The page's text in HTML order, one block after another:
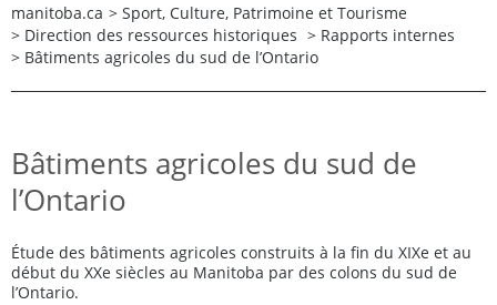
manitoba.ca > Sport, Culture, Patrimoine et Tourisme
> Direction des ressources historiques > Rapports internes
> Bâtiments agricoles du sud de l’Ontario
Bâtiments agricoles du sud de
l’Ontario
Étude des bâtiments agricoles construits à la fin du XIXe et au
début du XXe siècles au Manitoba par des colons du sud de
l’Ontario.